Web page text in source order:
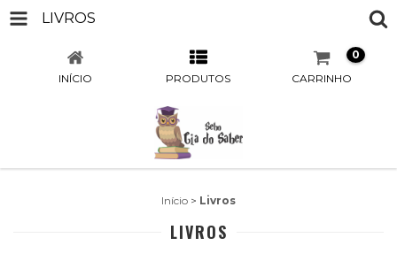
LIVROS
INÍCIO PRODUTOS CARRINHO
0
Início > Livros
LIVROS